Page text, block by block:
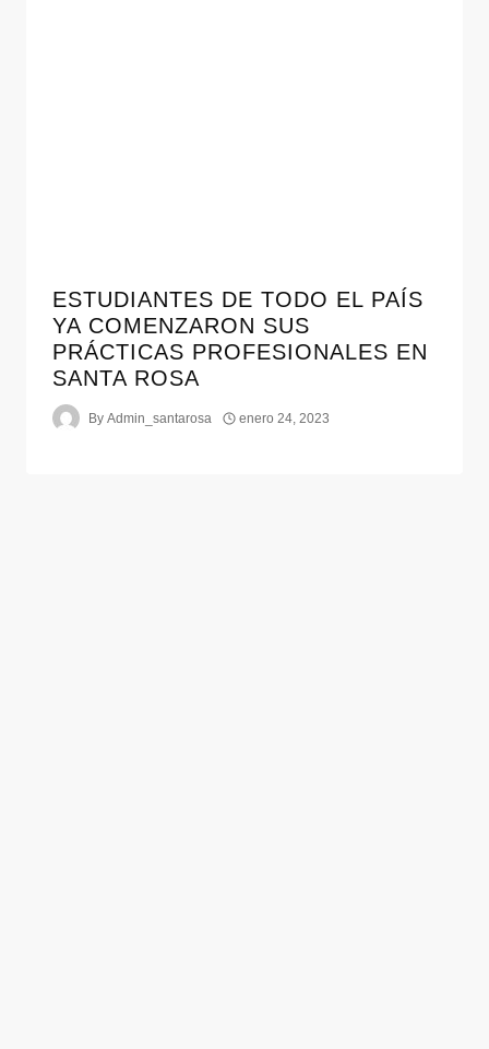
ESTUDIANTES DE TODO EL PAÍS
YA COMENZARON SUS
PRÁCTICAS PROFESIONALES EN
SANTA ROSA
By Admin_santarosa enero 24, 2023